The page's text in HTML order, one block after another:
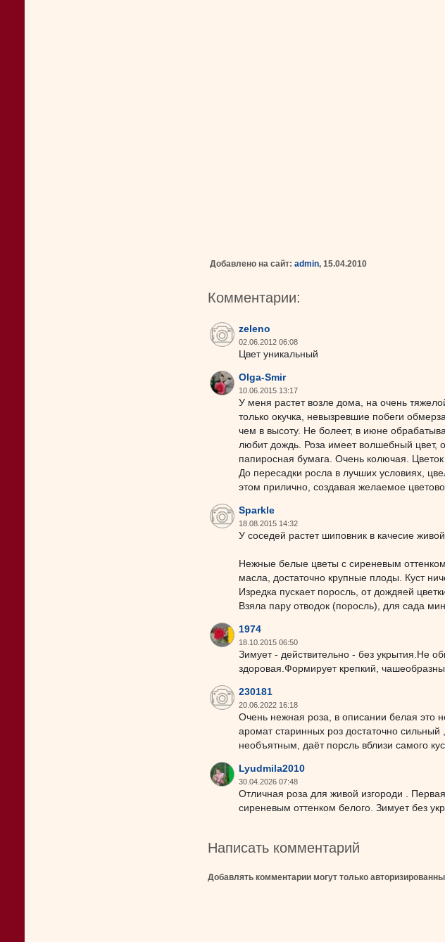
Добавлено на сайт: admin, 15.04.2010
Комментарии:
zeleno
02.06.2012 06:08
Цвет уникальный
Olga-Smir
10.06.2015 13:17
У меня растет возле дома, на очень
только окучка, невызревшие побеги
чем в высоту. Не болеет, в июне
любит дождь. Роза имеет волшебный цвет,
папиросная бумага. Очень колючая.
До пересадки росла в лучших условиях,
этом прилично, создавая желаемое
Sparkle
18.08.2015 14:32
У соседей растет шиповник в качесие
Нежные белые цветы с сиреневым
масла, достаточно крупные плоды. Куст
Изредка пускает поросль, от дождяей
Взяла пару отводок (поросль), для сада
1974
18.10.2015 06:50
Зимует - действительно - без укрытия.Не
здоровая.Формирует крепкий,
230181
20.06.2022 16:18
Очень нежная роза, в описании белая это
аромат старинных роз достаточно сильный
необъятным, даёт порсль вблизи самого
Lyudmila2010
30.04.2026 07:48
Отличная роза для живой изгороди .
сиреневым оттенком белого. Зимует без
Написать комментарий
Добавлять комментарии могут только